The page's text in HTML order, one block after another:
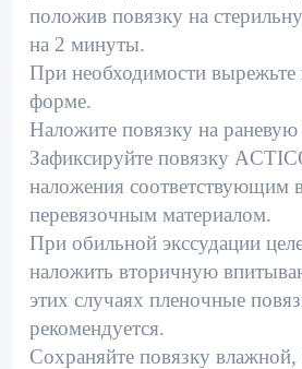
положив повязку на
на 2 минуты.
При необходимости вырежьте
форме.
Наложите повязку на раневую
Зафиксируйте повязку
наложения соответствующим
перевязочным материалом.
При обильной экссудации
наложить вторичную
этих случаях пленочные
рекомендуется.
Сохраняйте повязку влажной,